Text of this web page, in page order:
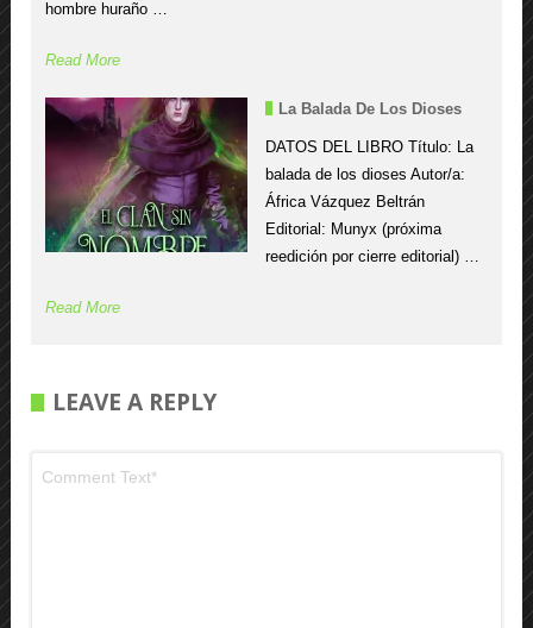
hombre huraño …
Read More
La Balada De Los Dioses
DATOS DEL LIBRO Título: La
balada de los dioses Autor/a:
África Vázquez Beltrán
Editorial: Munyx (próxima
reedición por cierre editorial) …
Read More
LEAVE A REPLY